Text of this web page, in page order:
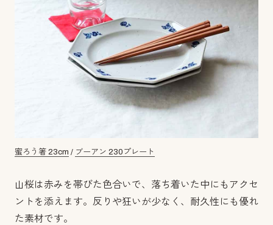
蜜ろう箸 23cm / ブーアン 230プレート
山桜は赤みを帯びた色合いで、落ち着いた中にもアクセ
ントを添えます。反りや狂いが少なく、耐久性にも優れ
た素材です。